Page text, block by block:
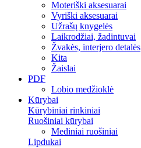
Moteriški aksesuarai
Vyriški aksesuarai
Užrašų knygelės
Laikrodžiai, žadintuvai
Žvakės, interjero detalės
Kita
Žaislai
PDF
Lobio medžioklė
Kūrybai
Kūrybiniai rinkiniai
Ruošiniai kūrybai
Mediniai ruošiniai
Lipdukai